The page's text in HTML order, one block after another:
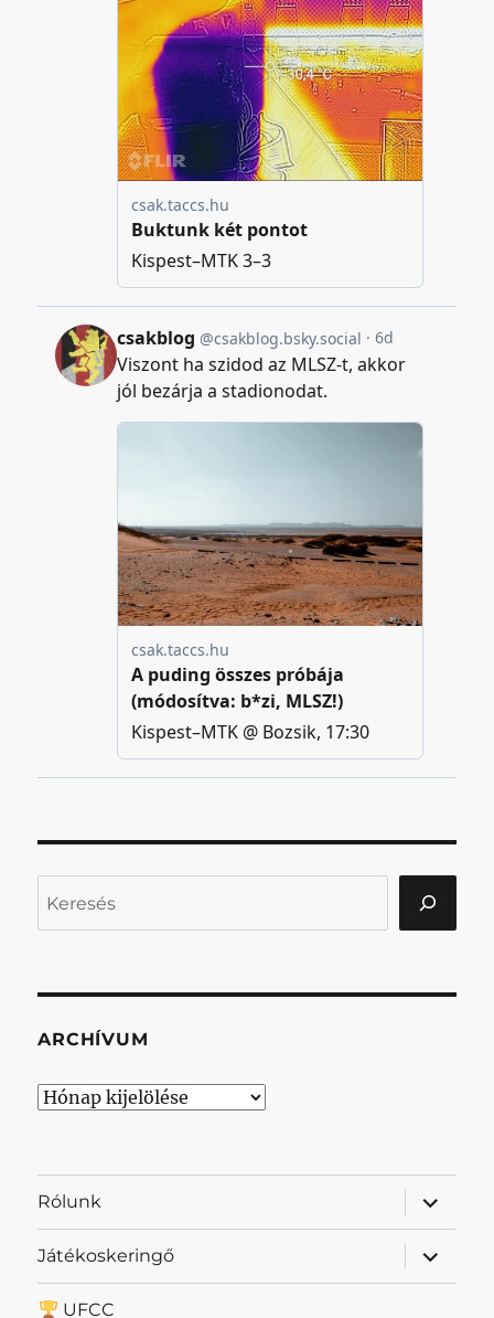
ARCHÍVUM
Archívum
Rólunk
almenü
Játékoskeringő
almenü
UFCC